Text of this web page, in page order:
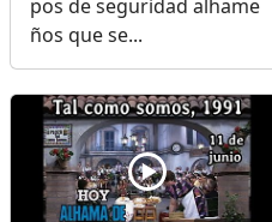
pos de seguridad alhame
ños que se...